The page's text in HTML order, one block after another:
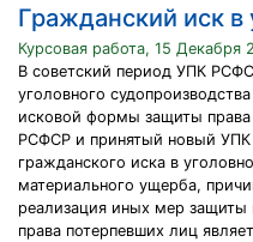
Гражданский иск в
Курсовая работа, 15 Декабря
В советский период УПК
уголовного
исковой формы защиты
РСФСР и принятый новый
гражданского иска в
материального ущерба,
реализация иных мер защиты
права потерпевших лиц